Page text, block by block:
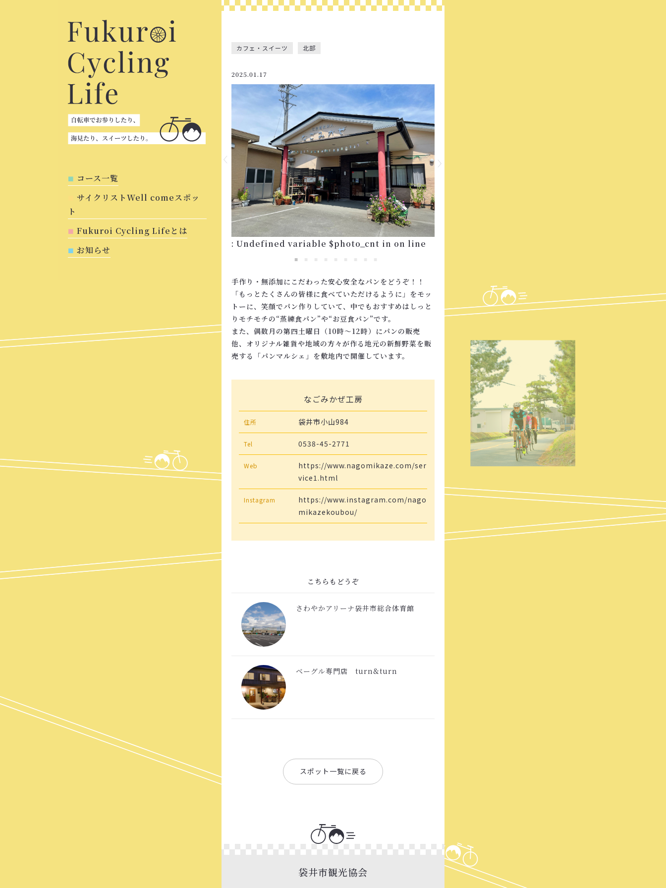
コース一覧
サイクリストWell comeスポッ
ト
Fukuroi Cycling Lifeとは
お知らせ
カフェ・スイーツ 北部
2025.01.17
: Undefined variable $photo_cnt in on line
手作り・無添加にこだわった安心安全なパンをどうぞ！！
「もっとたくさんの皆様に食べていただけるように」をモッ
トーに、笑顔でパン作りしていて、中でもおすすめはしっと
りモチモチの“蒸練食パン”や“お豆食パン”です。
また、偶数月の第四土曜日（10時～12時）にパンの販売
他、オリジナル雑貨や地域の方々が作る地元の新鮮野菜を販
売する「パンマルシェ」を敷地内で開催しています。
なごみかぜ工房
住所 袋井市小山984
Tel 0538-45-2771
Web
https://www.nagomikaze.com/ser
vice1.html
Instagram
https://www.instagram.com/nago
mikazekoubou/
こちらもどうぞ
さわやかアリーナ袋井市総合体育館
ベーグル専門店 turn&turn
スポット一覧に戻る
袋井市観光協会